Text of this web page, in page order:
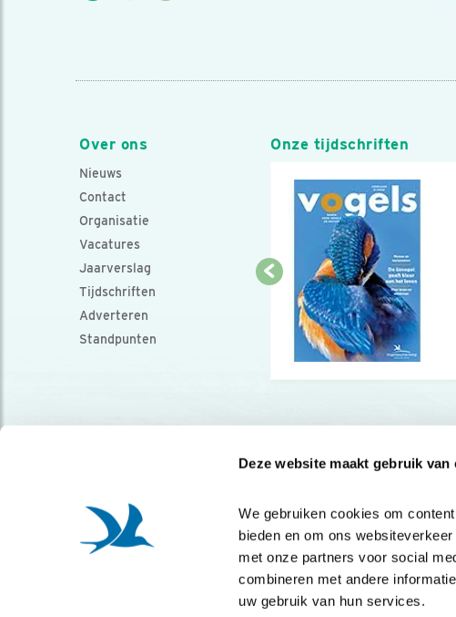
Deze website maakt gebruik van
We gebruiken cookies om
bieden en om ons
met onze partners voor social
combineren met andere
uw gebruik van hun services.
Over ons
Nieuws
Contact
Organisatie
Vacatures
Jaarverslag
Tijdschriften
Adverteren
Standpunten
Onze tijdschriften